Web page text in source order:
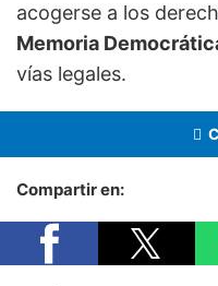
acogerse a los
Memoria
vías legales.
Compartir en: